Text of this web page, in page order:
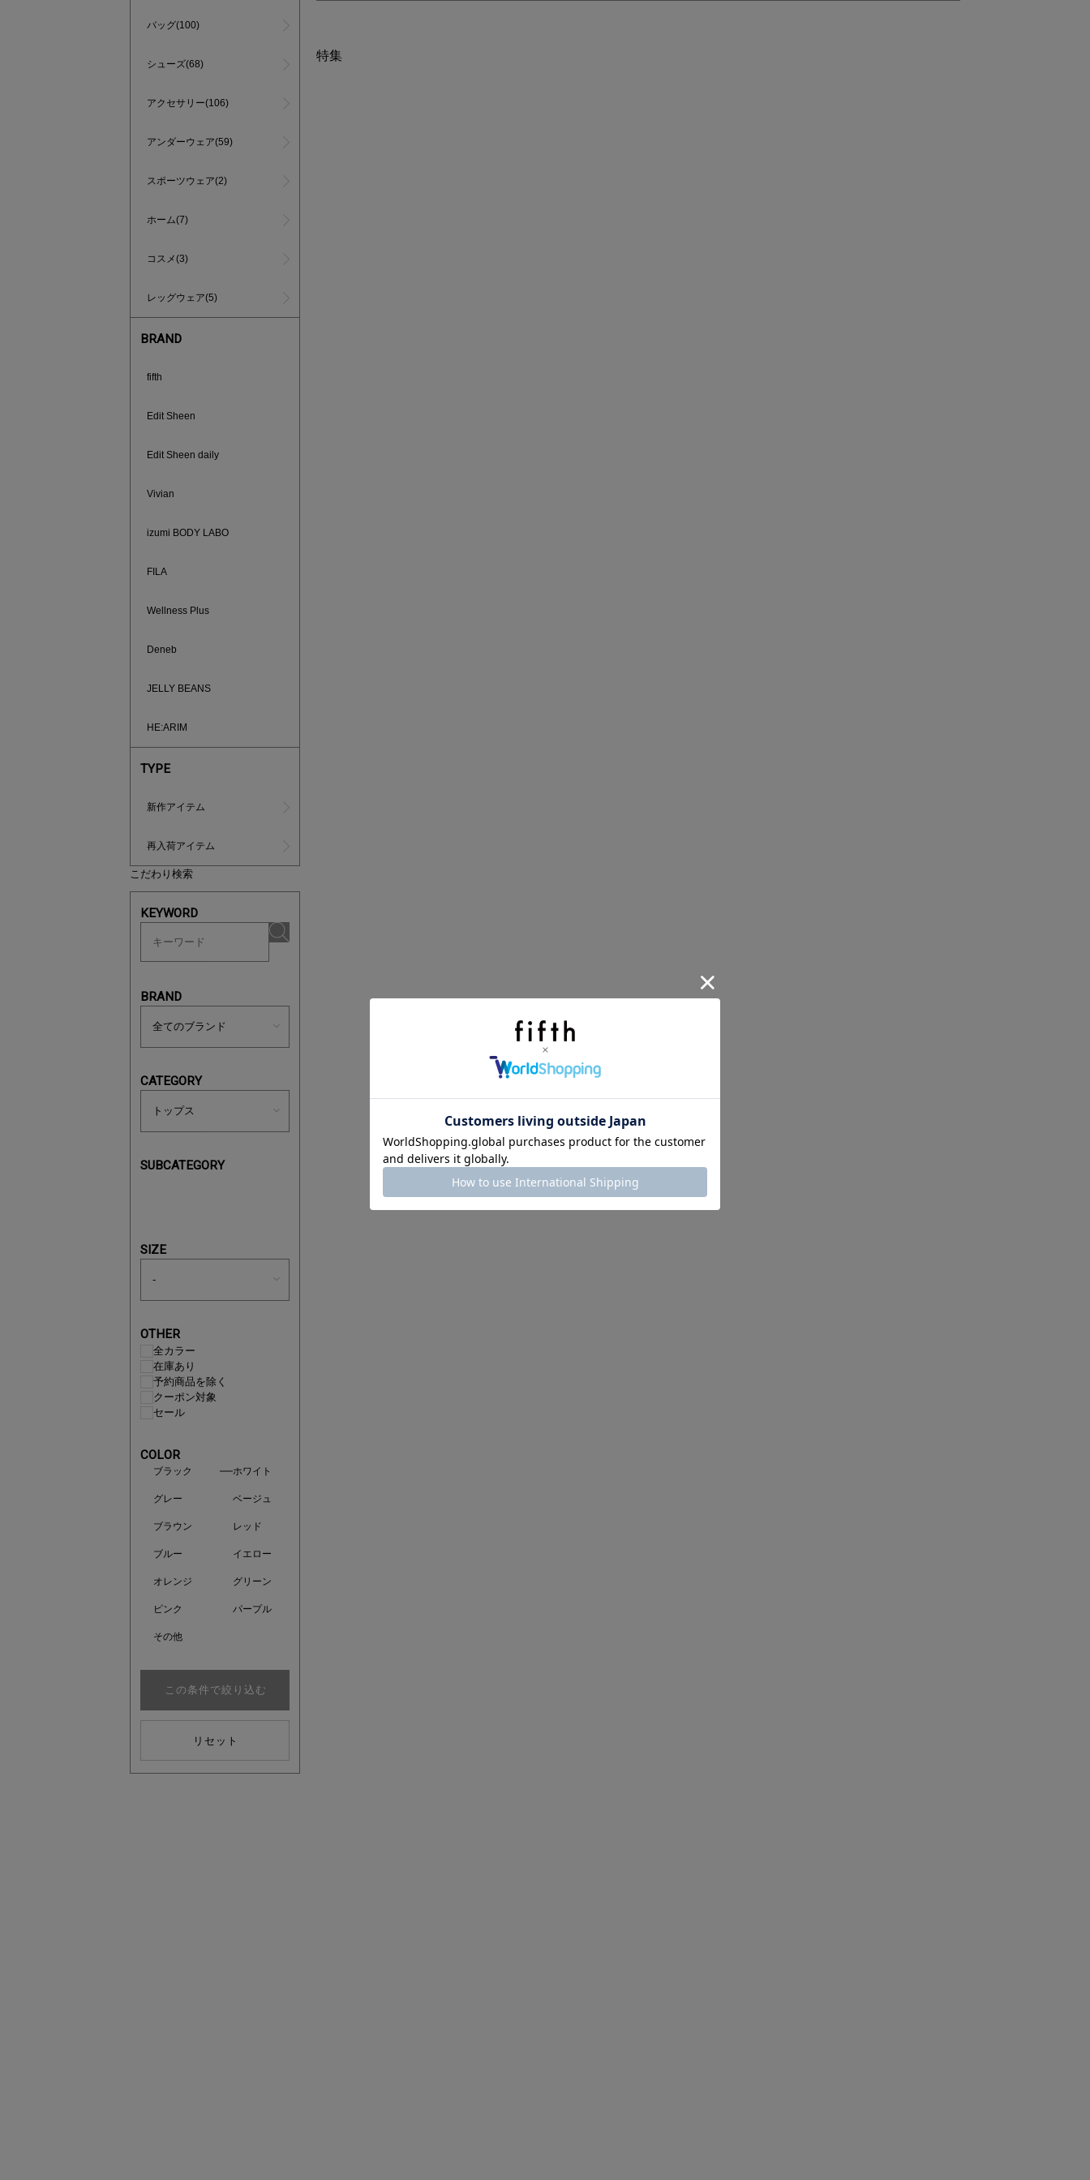
バッグ(100)
シューズ(68)
アクセサリー(106)
アンダーウェア(59)
スポーツウェア(2)
ホーム(7)
コスメ(3)
レッグウェア(5)
BRAND
fifth
Edit Sheen
Edit Sheen daily
Vivian
izumi BODY LABO
FILA
Wellness Plus
Deneb
JELLY BEANS
HE:ARIM
TYPE
新作アイテム
再入荷アイテム
こだわり検索
KEYWORD
BRAND
CATEGORY
SUBCATEGORY
SIZE
OTHER
全カラー
在庫あり
予約商品を除く
クーポン対象
セール
COLOR
ブラック ホワイト
グレー ベージュ
ブラウン レッド
ブルー イエロー
オレンジ グリーン
ピンク パープル
その他
この条件で絞り込む
リセット
特集
買えば買うほどお得! 最大半額クーポン